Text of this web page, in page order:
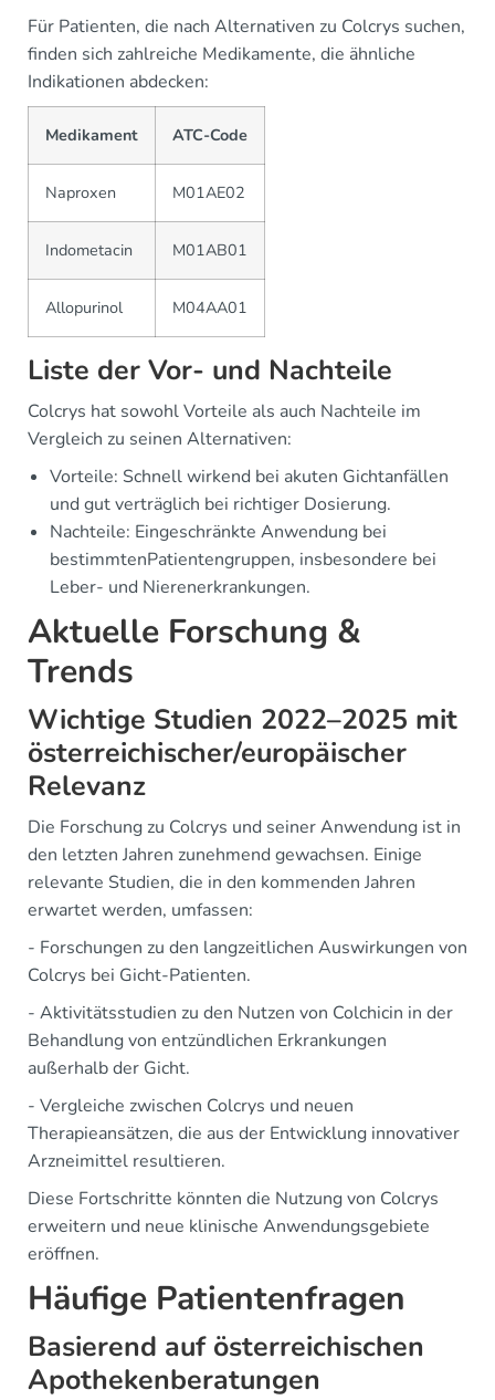
Für Patienten, die nach Alternativen zu Colcrys suchen,
finden sich zahlreiche Medikamente, die ähnliche
Indikationen abdecken:
Medikament ATC-Code
Naproxen M01AE02
Indometacin M01AB01
Allopurinol M04AA01
Liste der Vor- und Nachteile
Colcrys hat sowohl Vorteile als auch Nachteile im
Vergleich zu seinen Alternativen:
Vorteile: Schnell wirkend bei akuten Gichtanfällen
und gut verträglich bei richtiger Dosierung.
Nachteile: Eingeschränkte Anwendung bei
bestimmtenPatientengruppen, insbesondere bei
Leber- und Nierenerkrankungen.
Aktuelle Forschung &
Trends
Wichtige Studien 2022–2025 mit
österreichischer/europäischer
Relevanz
Die Forschung zu Colcrys und seiner Anwendung ist in
den letzten Jahren zunehmend gewachsen. Einige
relevante Studien, die in den kommenden Jahren
erwartet werden, umfassen:
- Forschungen zu den langzeitlichen Auswirkungen von
Colcrys bei Gicht-Patienten.
- Aktivitätsstudien zu den Nutzen von Colchicin in der
Behandlung von entzündlichen Erkrankungen
außerhalb der Gicht.
- Vergleiche zwischen Colcrys und neuen
Therapieansätzen, die aus der Entwicklung innovativer
Arzneimittel resultieren.
Diese Fortschritte könnten die Nutzung von Colcrys
erweitern und neue klinische Anwendungsgebiete
eröffnen.
Häufige Patientenfragen
Basierend auf österreichischen
Apothekenberatungen